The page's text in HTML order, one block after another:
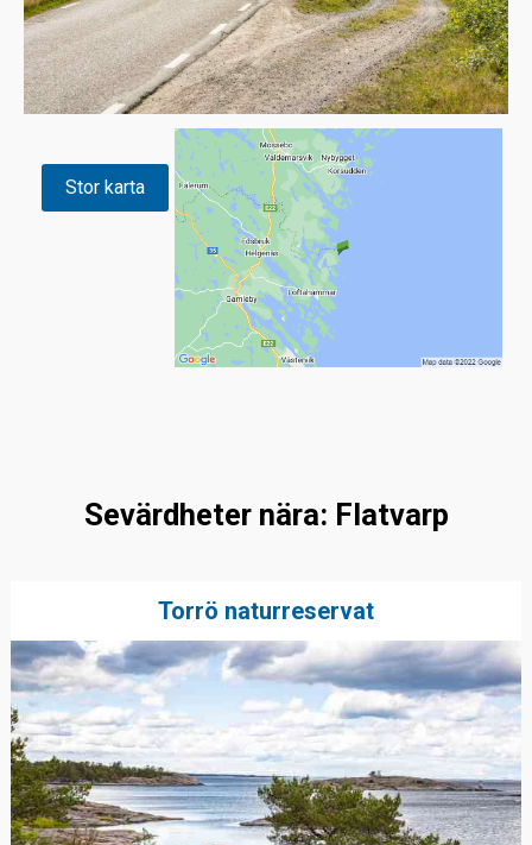
Stor karta
Sevärdheter nära: Flatvarp
Torrö naturreservat